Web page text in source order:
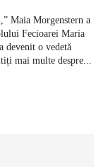
Maia Morgenstern a
Fecioarei Maria
devenit o vedetă
mai multe despre...